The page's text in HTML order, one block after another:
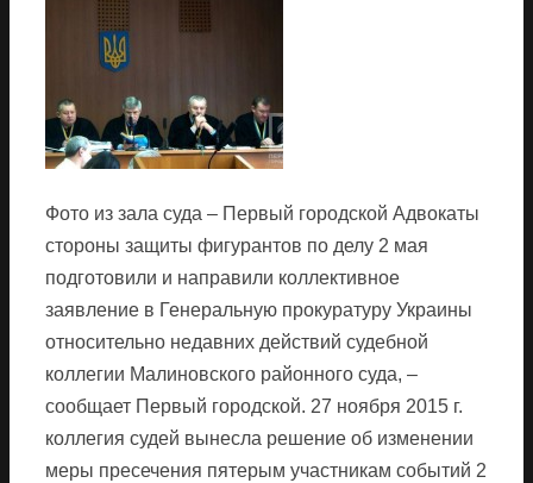
Фото из зала суда – Первый городской Адвокаты
стороны защиты фигурантов по делу 2 мая
подготовили и направили коллективное
заявление в Генеральную прокуратуру Украины
относительно недавних действий судебной
коллегии Малиновского районного суда, –
сообщает Первый городской. 27 ноября 2015 г.
коллегия судей вынесла решение об изменении
меры пресечения пятерым участникам событий 2